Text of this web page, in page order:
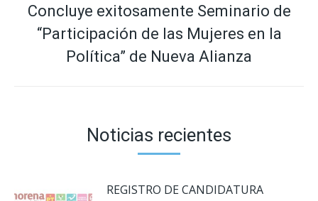
Publicación
siguiente:
Concluye exitosamente Seminario de
“Participación de las Mujeres en la
Política” de Nueva Alianza
Noticias recientes
REGISTRO DE CANDIDATURA